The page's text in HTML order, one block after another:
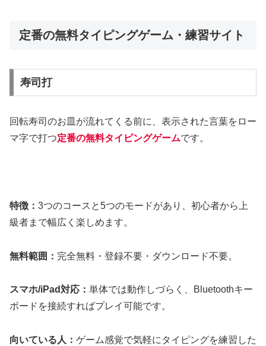
定番の無料タイピングゲーム・練習サイト
寿司打
回転寿司のお皿が流れてくる前に、表示された言葉をロー
マ字で打つ定番の無料タイピングゲームです。
特徴： 3つのコースと5つのモードがあり、初心者から上
級者まで幅広く楽しめます。
無料範囲： 完全無料・登録不要・ダウンロード不要。
スマホ/iPad対応： 単体では動作しづらく、Bluetoothキー
ボードを接続すればプレイ可能です。
向いている人： ゲーム感覚で気軽にタイピングを練習した